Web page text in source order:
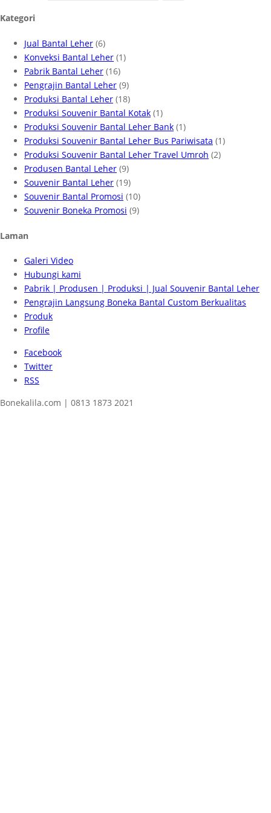
Kategori
Jual Bantal Leher (6)
Konveksi Bantal Leher (1)
Pabrik Bantal Leher (16)
Pengrajin Bantal Leher (9)
Produksi Bantal Leher (18)
Produksi Souvenir Bantal Kotak (1)
Produksi Souvenir Bantal Leher Bank (1)
Produksi Souvenir Bantal Leher Bus Pariwisata (1)
Produksi Souvenir Bantal Leher Travel Umroh (2)
Produsen Bantal Leher (9)
Souvenir Bantal Leher (19)
Souvenir Bantal Promosi (10)
Souvenir Boneka Promosi (9)
Laman
Galeri Video
Hubungi kami
Pabrik | Produsen | Produksi | Jual Souvenir Bantal Leher
Pengrajin Langsung Boneka Bantal Custom Berkualitas
Produk
Profile
Facebook
Twitter
RSS
Bonekalila.com | 0813 1873 2021